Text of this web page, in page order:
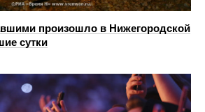
произошло в Нижегородской
сутки